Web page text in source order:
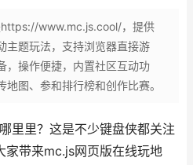
www.mc.js.cool/，提供
主题玩法，支持浏览器直接游
，操作便捷，内置社区互动功
图、参和排行榜和创作比赛。
里里？这是不少键盘侠都关注
家带来mc.js网页版在线玩地